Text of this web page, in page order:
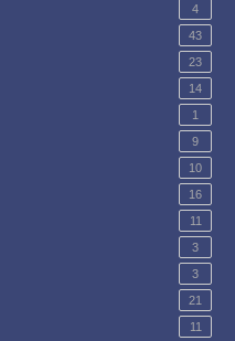
4
43
23
14
1
9
10
16
11
3
3
21
11